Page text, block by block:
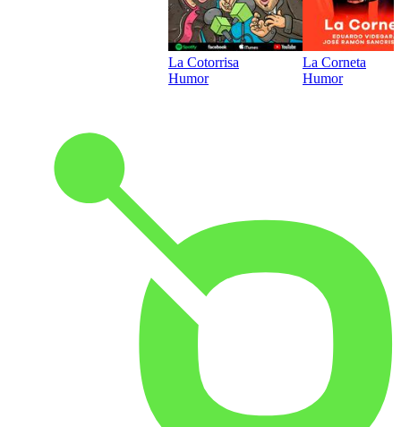
La Cotorrisa
Humor
La Corneta
Humor